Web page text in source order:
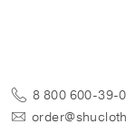
8 800 600-39-